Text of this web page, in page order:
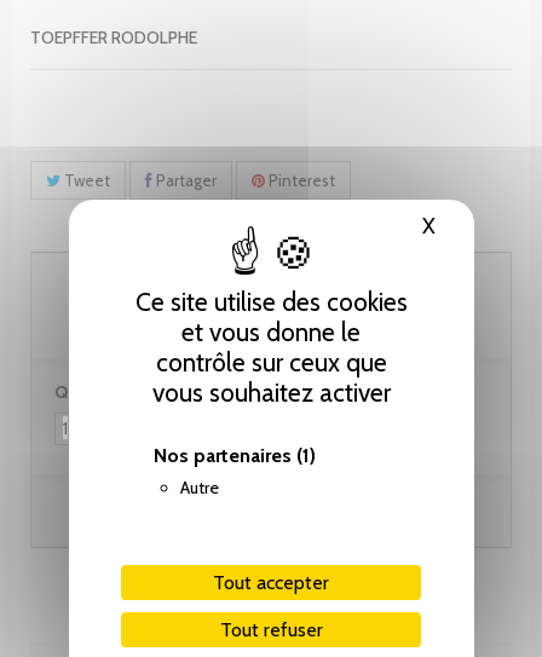
Ce site utilise des cookies
et vous donne le
contrôle sur ceux que
vous souhaitez activer
Nos partenaires (1)
Autre
Tout accepter
Tout refuser
XMasquer
TOEPFFER RODOLPHE
Tweet Partager Pinterest
60.00 CHF
Quantité :